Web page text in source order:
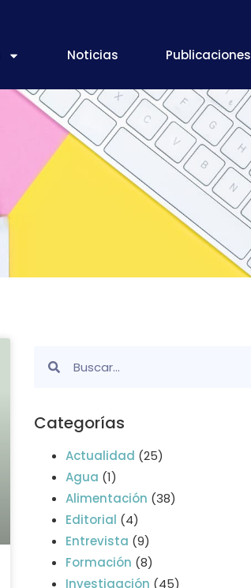
Noticias Publicaciones
Categorías
Actualidad (25)
Agua (1)
Alimentación (38)
Editorial (4)
Entrevista (9)
Formación (8)
Investigación (45)